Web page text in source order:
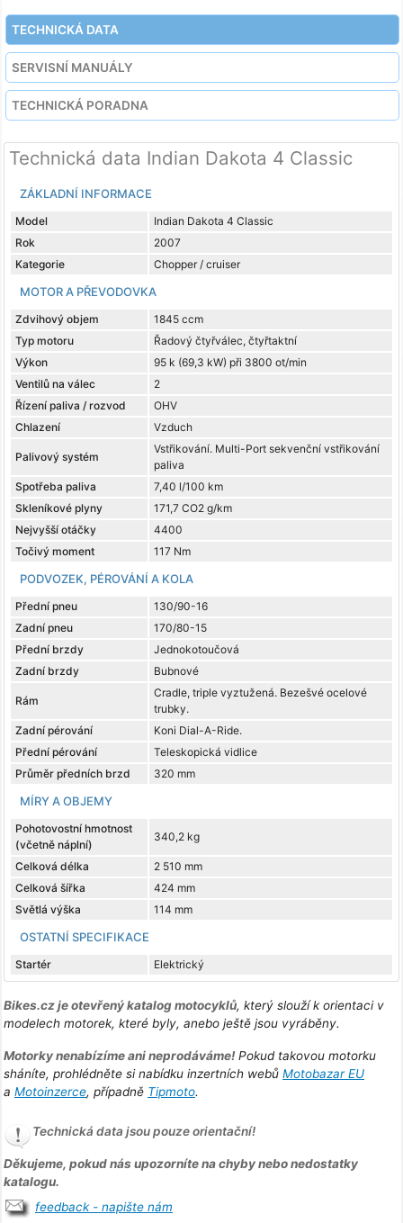
TECHNICKÁ DATA
SERVISNÍ MANUÁLY
TECHNICKÁ PORADNA
Technická data Indian Dakota 4 Classic
ZÁKLADNÍ INFORMACE
Model
Indian Dakota 4 Classic
Rok
2007
Kategorie
Chopper / cruiser
MOTOR A PŘEVODOVKA
Zdvihový objem
1845 ccm
Typ motoru
Řadový čtyřválec, čtyřtaktní
Výkon
95 k (69,3 kW) při 3800 ot/min
Ventilů na válec
2
Řízení paliva / rozvod
OHV
Chlazení
Vzduch
Palivový systém
Vstřikování. Multi-Port sekvenční vstřikování
paliva
Spotřeba paliva
7,40 l/100 km
Skleníkové plyny
171,7 CO2 g/km
Nejvyšší otáčky
4400
Točivý moment
117 Nm
PODVOZEK, PÉROVÁNÍ A KOLA
Přední pneu
130/90-16
Zadní pneu
170/80-15
Přední brzdy
Jednokotoučová
Zadní brzdy
Bubnové
Rám
Cradle, triple vyztužená. Bezešvé ocelové
trubky.
Zadní pérování
Koni Dial-A-Ride.
Přední pérování
Teleskopická vidlice
Průměr předních brzd
320 mm
MÍRY A OBJEMY
Pohotovostní hmotnost
(včetně náplní)
340,2 kg
Celková délka
2 510 mm
Celková šířka
424 mm
Světlá výška
114 mm
OSTATNÍ SPECIFIKACE
Startér Elektrický
Bikes.cz je otevřený katalog motocyklů, který slouží k orientaci v
modelech motorek, které byly, anebo ještě jsou vyráběny.
Motorky nenabízíme ani neprodáváme!Pokud takovou motorku
sháníte, prohlédněte si nabídku inzertních webů Motobazar EU
a Motoinzerce, případně Tipmoto.
Technická data jsou pouze orientační!
Děkujeme, pokud nás upozorníte na chyby nebo nedostatky
katalogu.
feedback - napište nám